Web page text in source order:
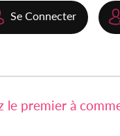
Se Connecter
le premier à